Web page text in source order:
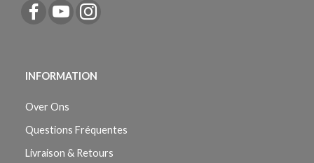
INFORMATION
Over Ons
Questions Fréquentes
Livraison & Retours